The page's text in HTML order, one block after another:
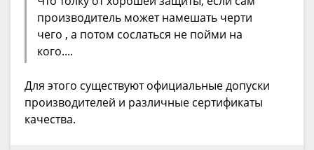
производитель может намешать черти
чего , а потом сослаться не пойми на
кого....
Для этого существуют официальные допуски
производителей и различные сертификаты
качества.